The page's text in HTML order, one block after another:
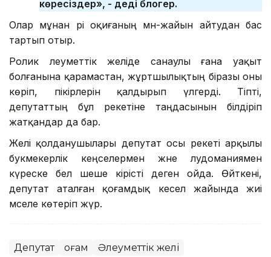
көресіздер», - деді блогер.
Олар мұнан әрі оқиғаның мән-жайын айтудан бас
тартып отыр.
Ролик әлеуметтік желіде санаулы ғана уақыт
болғанына қарамастан, жұртшылықтың біразы оны
көріп, пікірлерін қалдырып үлгерді. Тіпті,
депутаттың бұл әрекетіне таңдасынын білдіріп
жатқандар да бар.
Желі қолданушылары депутат осы әрекеті арқылы
букмекерлік кеңселермен және лудоманиямен
күреске бел шеше кірісті деген ойда. Өйткені,
депутат аталған қоғамдық кесел жайында жиі
мәселе көтеріп жүр.
Депутат Қоғам Әлеуметтік желі